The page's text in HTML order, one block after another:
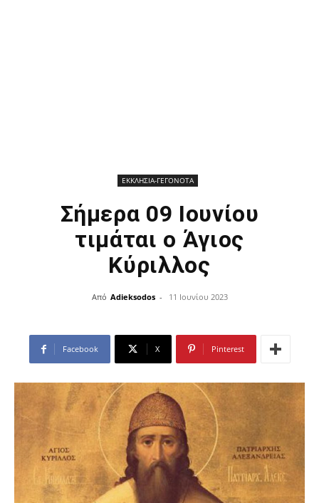
ΕΚΚΛΗΣΙΑ-ΓΕΓΟΝΟΤΑ
Σήμερα 09 Ιουνίου
τιμάται ο Άγιος
Κύριλλος
Από Adieksodos - 11 Ιουνίου 2023
Facebook X Pinterest